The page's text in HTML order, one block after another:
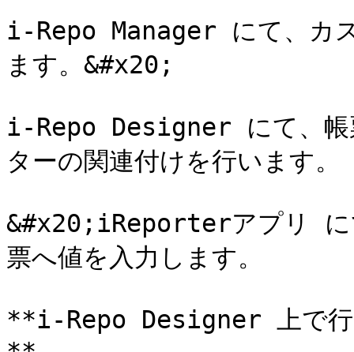
i-Repo Manager にて、カ
ます。&#x20;
i-Repo Designer にて、帳
ターの関連付けを行います。
&#x20;iReporterアプリ に
票へ値を入力します。
**i-Repo Designer 上で行